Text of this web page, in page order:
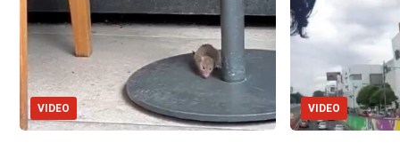
VIDEO VIDEO